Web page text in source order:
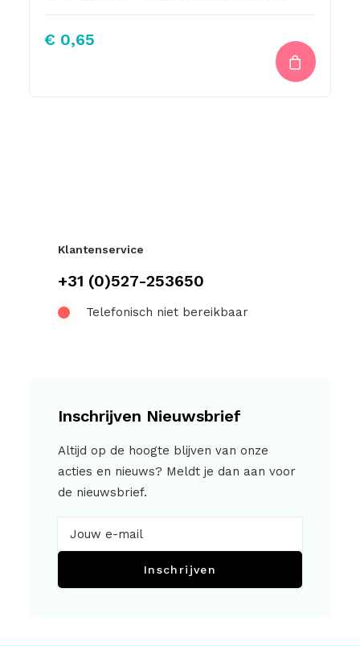
€ 0,65
Klantenservice
+31 (0)527-253650
Telefonisch niet bereikbaar
Inschrijven Nieuwsbrief
Altijd op de hoogte blijven van onze
acties en nieuws? Meldt je dan aan voor
de nieuwsbrief.
Inschrijven